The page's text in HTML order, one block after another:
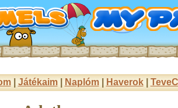
| Játékaim| Naplóm| Haverok|